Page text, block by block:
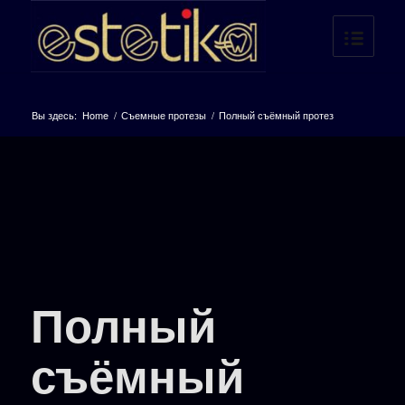
Вы здесь: Home / Съемные протезы / Полный съёмный протез
Полный
съёмный